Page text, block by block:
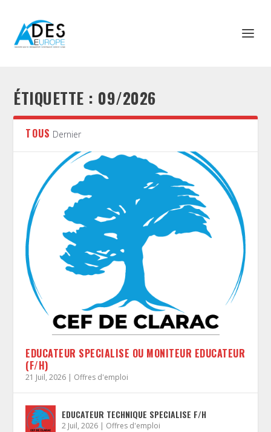
ÉTIQUETTE : 09/2026
TOUS Dernier
EDUCATEUR SPECIALISE OU MONITEUR EDUCATEUR
(F/H)
21 Juil, 2026 | Offres d'emploi
EDUCATEUR TECHNIQUE SPECIALISE F/H
2 Juil, 2026 | Offres d'emploi